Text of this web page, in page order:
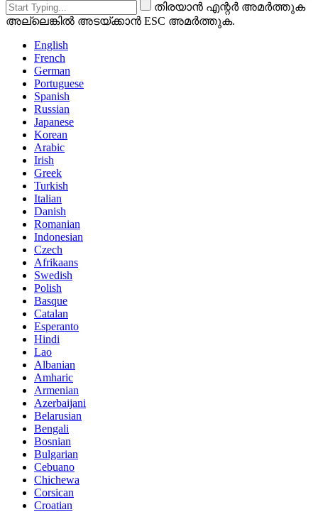
തിരയാൻ എന്റർ അമർത്തുക
അല്ലെങ്കിൽ അടയ്ക്കാൻ ESC അമർത്തുക.
English
French
German
Portuguese
Spanish
Russian
Japanese
Korean
Arabic
Irish
Greek
Turkish
Italian
Danish
Romanian
Indonesian
Czech
Afrikaans
Swedish
Polish
Basque
Catalan
Esperanto
Hindi
Lao
Albanian
Amharic
Armenian
Azerbaijani
Belarusian
Bengali
Bosnian
Bulgarian
Cebuano
Chichewa
Corsican
Croatian